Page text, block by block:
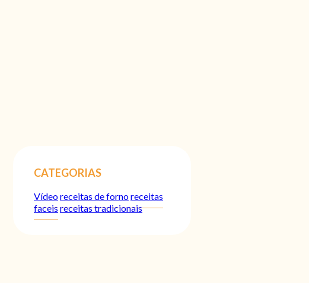
CATEGORIAS
Vídeoreceitas de fornoreceitas
faceisreceitas tradicionais